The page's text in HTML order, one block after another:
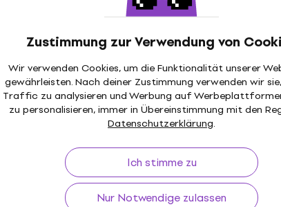
Zustimmung zur Verwendung von
Wir verwenden Cookies, um die Funktionalität unserer
gewährleisten. Nach deiner Zustimmung verwenden wir
Traffic zu analysieren und Werbung auf
zu personalisieren, immer in Übereinstimmung mit den
Datenschutzerklärung.
Ich stimme zu
Nur Notwendige zulassen
Versand gratisvon 149 €
Nützliches